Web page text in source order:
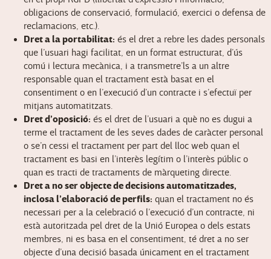
obligacions de conservació, formulació, exercici o defensa de
reclamacions, etc.).
Dret a la portabilitat: és el dret a rebre les dades personals
que l’usuari hagi facilitat, en un format estructurat, d’ús
comú i lectura mecànica, i a transmetre’ls a un altre
responsable quan el tractament està basat en el
consentiment o en l’execució d’un contracte i s’efectuï per
mitjans automatitzats.
Dret d’oposició: és el dret de l’usuari a què no es dugui a
terme el tractament de les seves dades de caràcter personal
o se’n cessi el tractament per part del lloc web quan el
tractament es basi en l’interès legítim o l’interès públic o
quan es tracti de tractaments de màrqueting directe.
Dret a no ser objecte de decisions automatitzades,
inclosa l’elaboració de perfils: quan el tractament no és
necessari per a la celebració o l’execució d’un contracte, ni
està autoritzada pel dret de la Unió Europea o dels estats
membres, ni es basa en el consentiment, té dret a no ser
objecte d’una decisió basada únicament en el tractament